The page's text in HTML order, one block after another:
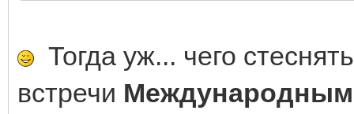
Тогда уж... чего
встречи